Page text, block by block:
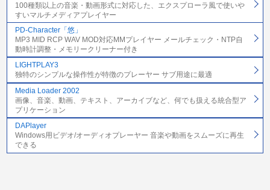
100種類以上の音楽・動画形式に対応した、エクスプローラ風で使いや
すいマルチメディアプレイヤー
PD-Character「悠」
MP3 MID RCP WAV MOD対応MMプレイヤー メールチェック・NTP自
動時計調整・メモリークリーナー付き
LIGHTPLAY3
独特のシンプルな操作性が特徴のプレーヤー サブ用途に最適
Media Loader 2002
画像、音楽、動画、テキスト、アーカイブなど、何でも扱える統合型ア
プリケーション
DAPlayer
Windows用ビデオ/オーディオプレーヤー 音楽や動画をスムーズに再生
できる